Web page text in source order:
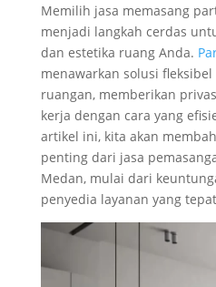
Memilih jasa memasang
menjadi langkah cerdas
dan estetika ruang Anda.
menawarkan solusi
ruangan, memberikan
kerja dengan cara yang
artikel ini, kita akan
penting dari jasa
Medan, mulai dari
penyedia layanan yang